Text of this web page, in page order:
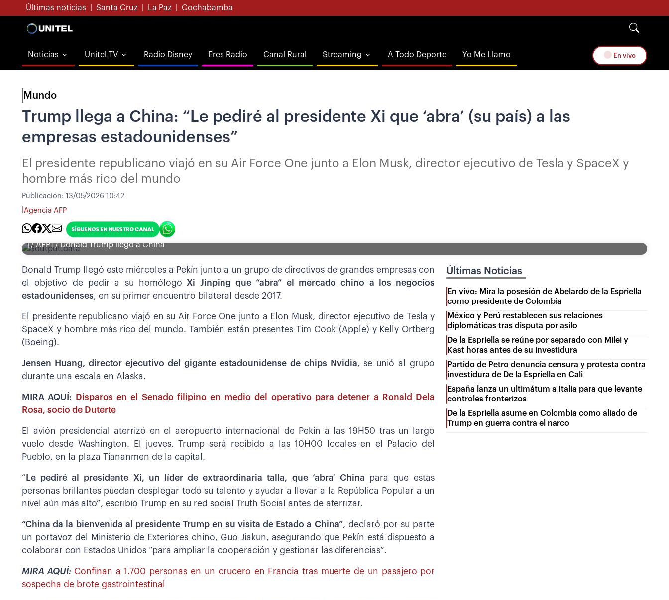
Últimas noticias Santa Cruz La Paz Cochabamba
Noticias Unitel TV Radio Disney Eres Radio Canal Rural Streaming A Todo Deporte Yo Me Llamo En vivo
Mundo
Trump llega a China: “Le pediré al presidente Xi que ‘abra’ (su país) a las
empresas estadounidenses”
El presidente republicano viajó en su Air Force One junto a Elon Musk, director ejecutivo de Tesla y SpaceX y
hombre más rico del mundo
Publicación: 13/05/2026 10:42
Agencia AFP
[/ AFP] / Donald Trump llegó a China
Donald Trump llegó este miércoles a Pekín junto a un grupo de directivos de grandes empresas con
el objetivo de pedir a su homólogo Xi Jinping que “abra” el mercado chino a los negocios
estadounidenses, en su primer encuentro bilateral desde 2017.
El presidente republicano viajó en su Air Force One junto a Elon Musk, director ejecutivo de Tesla y
SpaceX y hombre más rico del mundo. También están presentes Tim Cook (Apple) y Kelly Ortberg
(Boeing).
Jensen Huang, director ejecutivo del gigante estadounidense de chips Nvidia, se unió al grupo
durante una escala en Alaska.
MIRA AQUÍ:
Disparos en el Senado filipino en medio del operativo para detener a Ronald Dela
Rosa, socio de Duterte
El avión presidencial aterrizó en el aeropuerto internacional de Pekín a las 19H50 tras un largo
vuelo desde Washington. El jueves, Trump será recibido a las 10H00 locales en el Palacio del
Pueblo, en la plaza Tiananmen de la capital.
“ Le pediré al presidente Xi, un líder de extraordinaria talla, que ‘abra’ China para que estas
personas brillantes puedan desplegar todo su talento y ayudar a llevar a la República Popular a un
nivel aún más alto”, escribió Trump en su red social Truth Social antes de aterrizar.
“China da la bienvenida al presidente Trump en su visita de Estado a China”, declaró por su parte
un portavoz del Ministerio de Exteriores chino, Guo Jiakun, asegurando que Pekín está dispuesto a
colaborar con Estados Unidos “para ampliar la cooperación y gestionar las diferencias”.
MIRA AQUÍ: Confinan a 1.700 personas en un crucero en Francia tras muerte de un pasajero por
sospecha de brote gastrointestinal
Últimas Noticias
En vivo: Mira la posesión de Abelardo de la Espriella
como presidente de Colombia
México y Perú restablecen sus relaciones
diplomáticas tras disputa por asilo
De la Espriella se reúne por separado con Milei y
Kast horas antes de su investidura
Partido de Petro denuncia censura y protesta contra
investidura de De la Espriella en Cali
España lanza un ultimátum a Italia para que levante
controles fronterizos
De la Espriella asume en Colombia como aliado de
Trump en guerra contra el narco